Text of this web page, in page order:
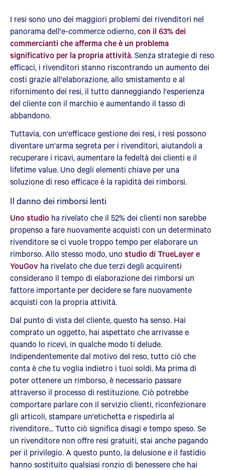
I resi sono uno dei maggiori problemi dei rivenditori nel
panorama dell'e-commerce odierno,con il 63% dei
commercianti che afferma che è un problema
significativo per la propria attività. Senza strategie di reso
efficaci, i rivenditori stanno riscontrando un aumento dei
costi grazie all'elaborazione, allo smistamento e al
rifornimento dei resi, il tutto danneggiando l'esperienza
del cliente con il marchio e aumentando il tasso di
abbandono.
Tuttavia, con un'efficace gestione dei resi, i resi possono
diventare un'arma segreta per i rivenditori, aiutandoli a
recuperare i ricavi, aumentare la fedeltà dei clienti e il
lifetime value. Uno degli elementi chiave per una
soluzione di reso efficace è la rapidità dei rimborsi.
Il danno dei rimborsi lenti
Uno studio ha rivelato che il 52% dei clienti non sarebbe
propenso a fare nuovamente acquisti con un determinato
rivenditore se ci vuole troppo tempo per elaborare un
rimborso. Allo stesso modo, uno studio di TrueLayer e
YouGov ha rivelato che due terzi degli acquirenti
considerano il tempo di elaborazione dei rimborsi un
fattore importante per decidere se fare nuovamente
acquisti con la propria attività.
Dal punto di vista del cliente, questo ha senso. Hai
comprato un oggetto, hai aspettato che arrivasse e
quando lo ricevi, in qualche modo ti delude.
Indipendentemente dal motivo del reso, tutto ciò che
conta è che tu voglia indietro i tuoi soldi. Ma prima di
poter ottenere un rimborso, è necessario passare
attraverso il processo di restituzione. Ciò potrebbe
comportare parlare con il servizio clienti, riconfezionare
gli articoli, stampare un'etichetta e rispedirla al
rivenditore... Tutto ciò significa disagi e tempo speso. Se
un rivenditore non offre resi gratuiti, stai anche pagando
per il privilegio. A questo punto, la delusione e il fastidio
hanno sostituito qualsiasi ronzio di benessere che hai